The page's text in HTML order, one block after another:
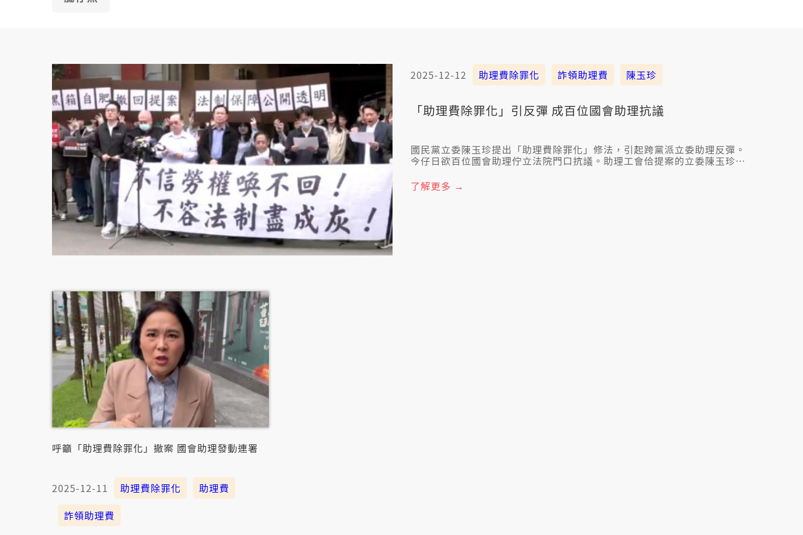
2025-12-12 助理費除罪化 詐領助理費 陳玉珍
「助理費除罪化」引反彈 成百位國會助理抗議
國民黨立委陳玉珍提出「助理費除罪化」修法，引起跨黨派立委助理反彈。
今仔日欲百位國會助理佇立法院門口抗議。助理工會佮提案的立委陳玉珍協
也袂撤案，承諾會整合助理工會提出來的修法版本。毋過一寡工會幹部佮會
員無法度接受，堅持陳玉珍愛撤回提案。
了解更多 →
呼籲「助理費除罪化」撤案 國會助理發動連署
2025-12-11 助理費除罪化
助理費
詐領助理費